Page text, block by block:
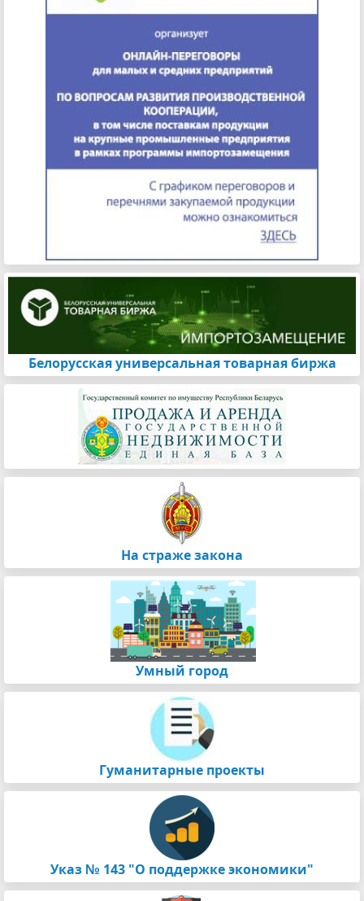
Белорусская универсальная товарная биржа
На страже закона
Умный город
Гуманитарные проекты
Указ № 143 "О поддержке экономики"